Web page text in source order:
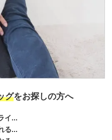
グをお探しの方へ
イ...
る...